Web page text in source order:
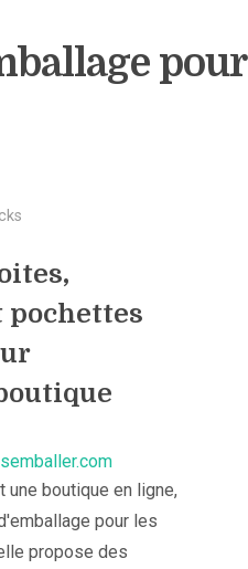
pour
pochettes
boutique en ligne,
pour les
propose des